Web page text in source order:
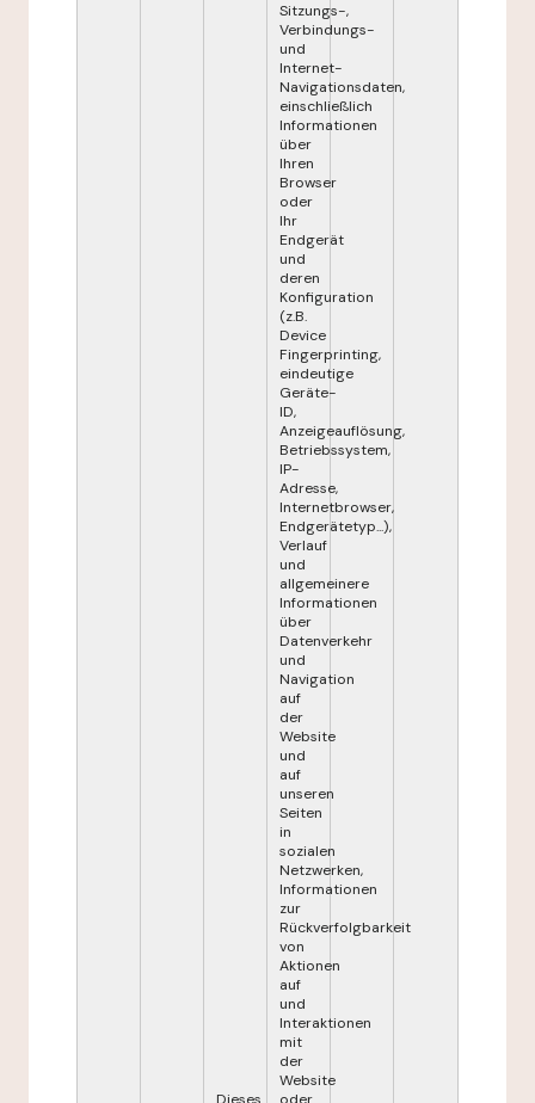
Sitzungs-,
Verbindungs-
und
Internet-
Navigationsdaten,
einschließlich
Informationen
über
Ihren
Browser
oder
Ihr
Endgerät
und
deren
Konfiguration
(z.B.
Device
Fingerprinting,
eindeutige
Geräte-
ID,
Anzeigeauflösung,
Betriebssystem,
IP-
Adresse,
Internetbrowser,
Endgerätetyp...),
Verlauf
und
allgemeinere
Informationen
über
Datenverkehr
und
Navigation
auf
der
Website
und
auf
unseren
Seiten
in
sozialen
Netzwerken,
Informationen
zur
Rückverfolgbarkeit
von
Aktionen
auf
und
Interaktionen
mit
der
Website